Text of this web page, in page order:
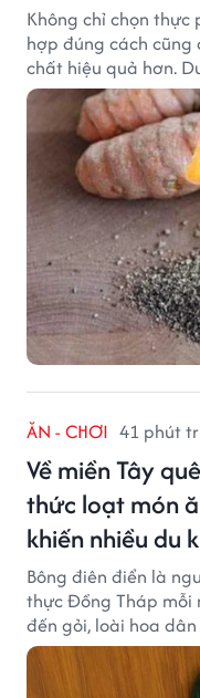
Không chỉ chọn
hợp đúng cách
chất hiệu quả hơn.
ăn cùng nhau để tối
ĂN - CHƠI 41 phút
Về miền Tây
thức loạt món
khiến nhiều du
Bông điên điển là
thực Đồng Tháp mỗi
đến gỏi, loài hoa
ngon khiến du khách